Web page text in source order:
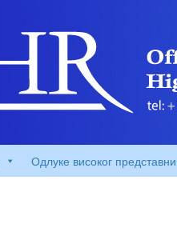
Одлуке високог